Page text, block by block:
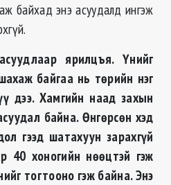
байхад энэ асуудалд ингэж
ярилцъя. Үнийг
байгаа нь төрийн нэг
дээ. Хамгийн наад захын
байна. Өнгөрсөн хэд
гээд шатахуун зарахгүй
40 хоногийн нөөцтэй гэж
тогтооно гэж байна. Энэ